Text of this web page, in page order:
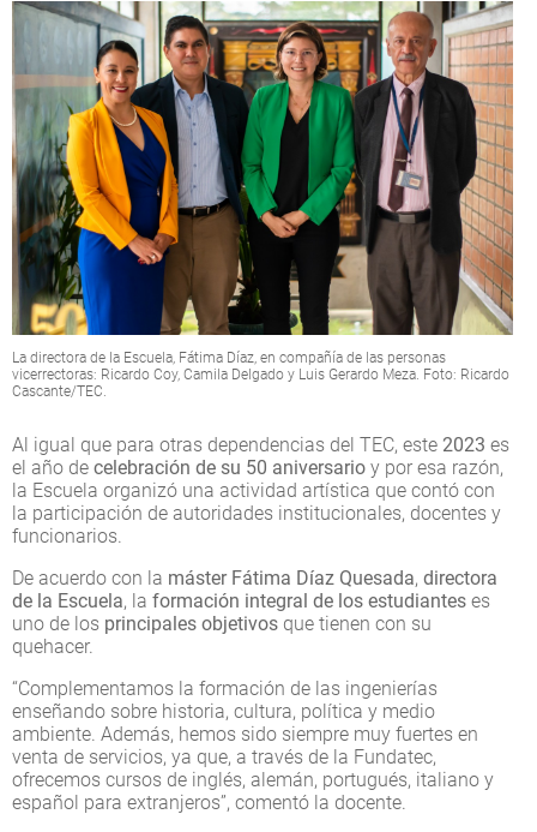
La directora de la Escuela, Fátima Díaz, en compañía de las personas
vicerrectoras: Ricardo Coy, Camila Delgado y Luis Gerardo Meza. Foto: Ricardo
Cascante/TEC.
Al igual que para otras dependencias del TEC, este 2023 es
el año de celebración de su 50 aniversario y por esa razón,
la Escuela organizó una actividad artística que contó con
la participación de autoridades institucionales, docentes y
funcionarios.
De acuerdo con la máster Fátima Díaz Quesada, directora
de la Escuela, la formación integral de los estudiantes es
uno de los principales objetivos que tienen con su
quehacer.
“Complementamos la formación de las ingenierías
enseñando sobre historia, cultura, política y medio
ambiente. Además, hemos sido siempre muy fuertes en
venta de servicios, ya que, a través de la Fundatec,
ofrecemos cursos de inglés, alemán, portugués, italiano y
español para extranjeros”, comentó la docente.